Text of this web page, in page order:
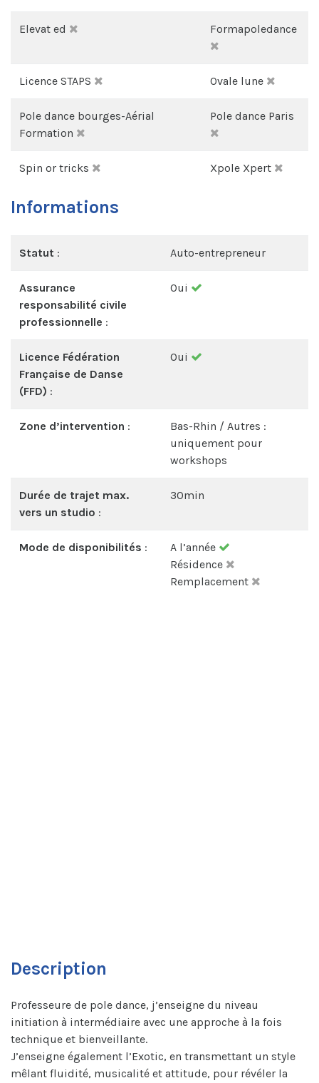
Elevat ed Formapoledance
Licence STAPS Ovale lune
Pole dance bourges-Aérial
Formation
Pole dance Paris
Spin or tricks Xpole Xpert
Informations
Statut : Auto-entrepreneur
Assurance
responsabilité civile
professionnelle :
Oui
Licence Fédération
Française de Danse
(FFD) :
Oui
Zone d’intervention :
Bas-Rhin / Autres :
uniquement pour
workshops
Durée de trajet max.
vers un studio :
30min
Mode de disponibilités :
A l’année
Résidence
Remplacement
Description
Professeure de pole dance, j’enseigne du niveau
initiation à intermédiaire avec une approche à la fois
technique et bienveillante.
J’enseigne également l’Exotic, en transmettant un style
mêlant fluidité, musicalité et attitude, pour révéler la